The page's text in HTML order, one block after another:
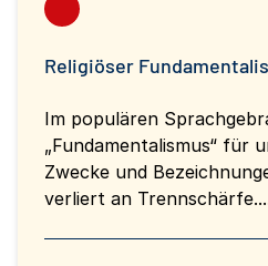
Religiöser
Im populären
„Fundamentalismus“ für
Zwecke und
verliert an